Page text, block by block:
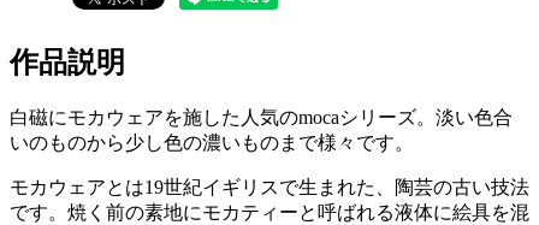
作品説明
白磁にモカウェアを施した人気のmocaシリーズ。淡い色合
いのものから少し色の濃いものまで様々です。
モカウェアとは19世紀イギリスで生まれた、陶芸の古い技法
です。焼く前の素地にモカティーと呼ばれる液体に絵具を混